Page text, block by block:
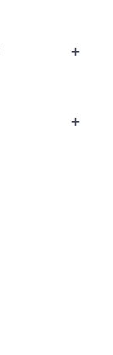
+
+